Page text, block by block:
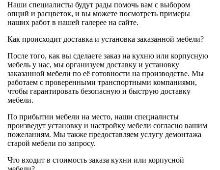
Наши специалисты будут рады помочь вам с выбором
опций и расцветок, и вы можете посмотреть примеры
наших работ в нашей галерее на сайте.
Как происходит доставка и установка заказанной мебели?
После того, как вы сделаете заказ на кухню или корпусную
мебель у нас, мы организуем доставку и установку
заказанной мебели по её готовности на производстве. Мы
работаем с проверенными транспортными компаниями,
чтобы гарантировать безопасную и быструю доставку
мебели.
По прибытии мебели на место, наши специалисты
произведут установку и настройку мебели согласно вашим
пожеланиям. Мы также предоставляем услугу демонтажа
старой мебели по запросу.
Что входит в стоимость заказа кухни или корпусной